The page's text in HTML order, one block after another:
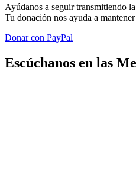
Ayúdanos a seguir transmitiendo
Tu donación nos ayuda a
Donar con PayPal
Escúchanos en las